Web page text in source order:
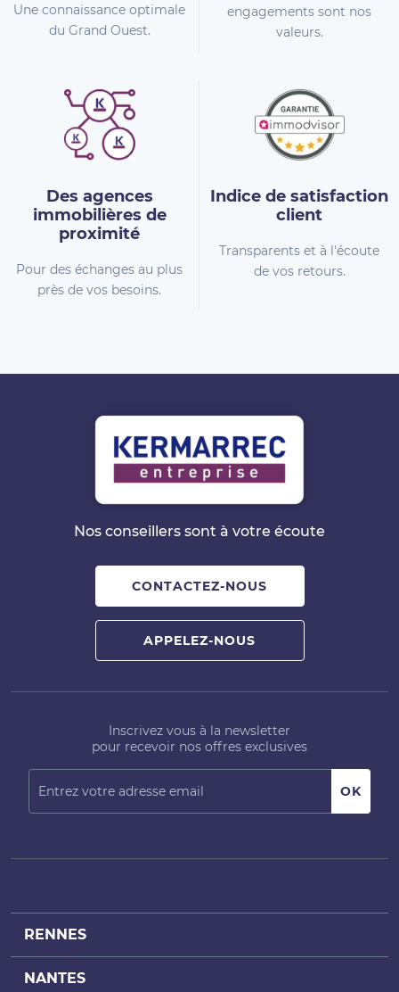
Une connaissance optimale
du Grand Ouest.
engagements sont nos
valeurs.
Des agences
immobilières de
proximité
Pour des échanges au plus
près de vos besoins.
Indice de satisfaction
client
Transparents et à l'écoute
de vos retours.
Nos conseillers sont à votre écoute
CONTACTEZ-NOUS
APPELEZ-NOUS
Inscrivez vous à la newsletter
pour recevoir nos offres exclusives
RENNES
Achat bureaux Rennes
NANTES